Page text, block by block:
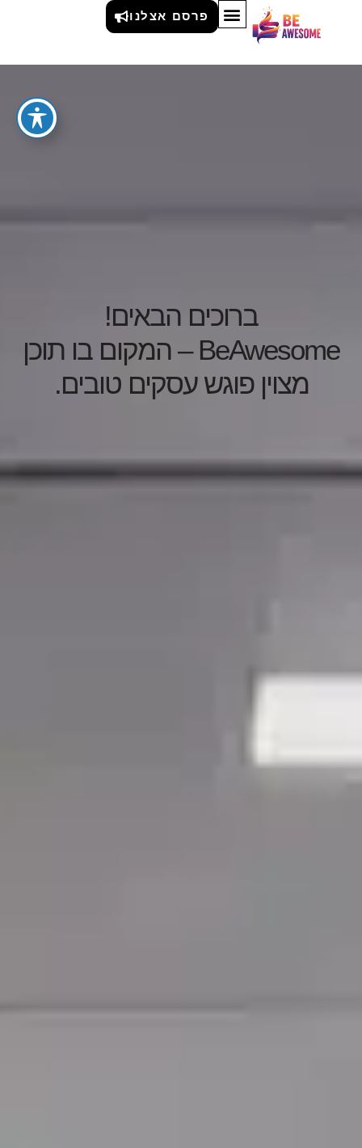
פרסם אצלנו
ברוכים הבאים!
BeAwesome – המקום בו תוכן
מצוין פוגש עסקים טובים.